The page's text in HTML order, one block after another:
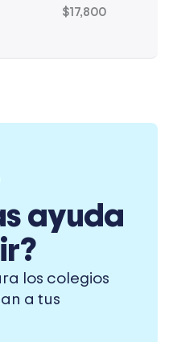
$17,800
ayuda
los colegios
a tus